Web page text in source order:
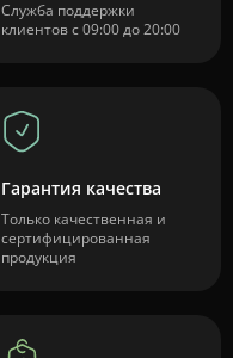
Служба поддержки
клиентов с 09:00 до 20:00
Гарантия качества
Только качественная и
сертифицированная
продукция